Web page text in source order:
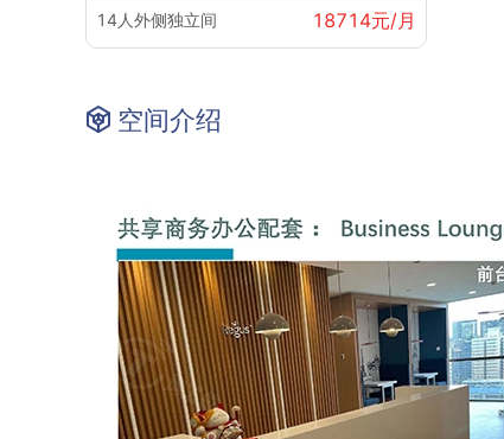
14人外侧独立间 18714元/月
空间介绍